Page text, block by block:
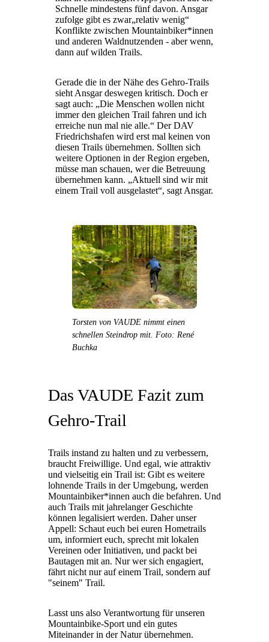
Schnelle mindestens fünf davon. Ansgar
zufolge gibt es zwar„relativ wenig“
Konflikte zwischen Mountainbiker*innen
und anderen Waldnutzenden - aber wenn,
dann auf wilden Trails.
Gerade die in der Nähe des Gehro-Trails
sieht Ansgar deswegen kritisch. Doch er
sagt auch: „Die Menschen wollen nicht
immer den gleichen Trail fahren und ich
erreiche nun mal nie alle.“ Der DAV
Friedrichshafen wird erst mal keinen von
diesen Trails übernehmen. Sollten sich
weitere Optionen in der Region ergeben,
müsse man schauen, wer die Betreuung
übernehmen kann. „Aktuell sind wir mit
einem Trail voll ausgelastet“, sagt Ansgar.
Torsten von VAUDE nimmt einen
schnellen Steindrop mit. Foto: René
Buchka
Das VAUDE Fazit zum
Gehro-Trail
Trails instand zu halten und zu verbessern,
braucht Freiwillige. Und egal, wie attraktiv
und vielseitig ein Trail ist: Gibt es weitere
lohnende Trails in der Umgebung, werden
Mountainbiker*innen auch die befahren. Und
auch Trails mit jahrelanger Geschichte
können legalisiert werden. Daher unser
Appell: Schaut euch bei euren Hometrails
um, informiert euch, sprecht mit lokalen
Vereinen oder Initiativen, und packt bei
Bautagen mit an. Nur wer sich engagiert,
fährt nicht nur auf einem Trail, sondern auf
"seinem" Trail.
Lasst uns also Verantwortung für unseren
Mountainbike-Sport und ein gutes
Miteinander in der Natur übernehmen.